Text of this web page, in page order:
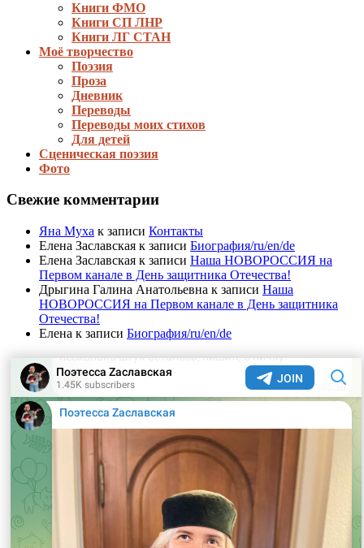
Книги ФМО
Книги СП ЛНР
Книги ЛГ СТАН
Моё творчество
Поэзия
Проза
Дневник
Переводы
Переводы моих стихов
Для детей
Сценическая поэзия
Фото
Свежие комментарии
Яна Муха к записи Контакты
Елена Заславская к записи Биография/ru/en/de
Елена Заславская к записи Наша НОВОРОССИЯ на
Первом канале в День защитника Отечества!
Дрыгина Галина Анатольевна к записи Наша
НОВОРОССИЯ на Первом канале в День защитника
Отечества!
Елена к записи Биография/ru/en/de